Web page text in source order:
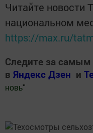
Читайте новости
национальном
https://max.ru/
Следите за
в Яндекс Дзен и
новь"